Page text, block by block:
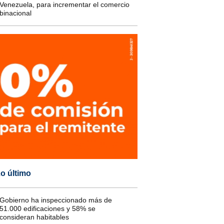
para incrementar el comercio
último
ha inspeccionado más de
edificaciones y 58% se
habitables